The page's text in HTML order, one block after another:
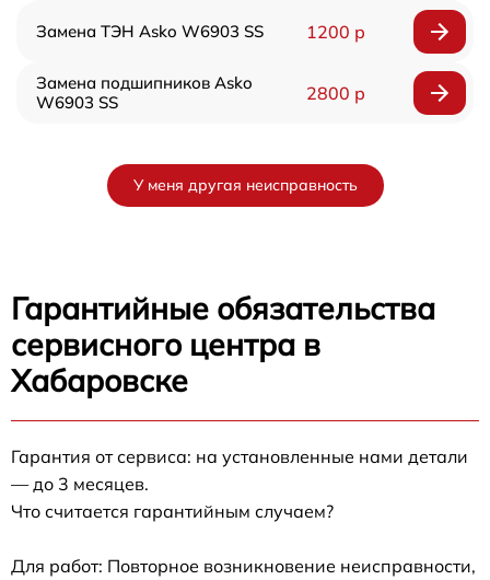
Замена ТЭН Asko W6903 SS 1200 р
Замена подшипников Asko
W6903 SS
2800 р
У меня другая неисправность
Гарантийные обязательства
сервисного центра в
Хабаровске
Гарантия от сервиса: на установленные нами детали
— до 3 месяцев.
Что считается гарантийным случаем?
Для работ: Повторное возникновение неисправности,